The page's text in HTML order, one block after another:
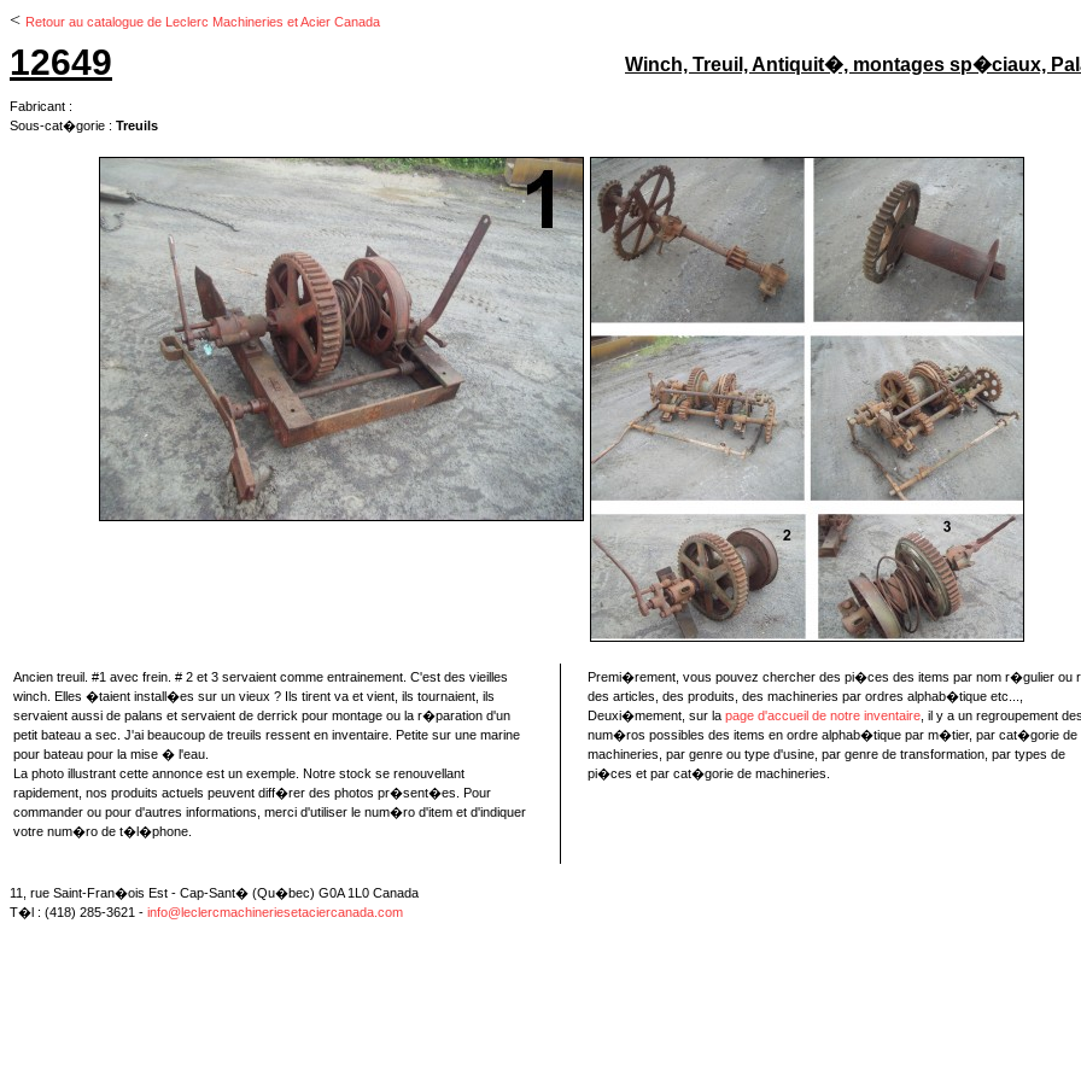
< Retour au catalogue de Leclerc Machineries et Acier Canada
12649
Fabricant :
Sous-cat�gorie : Treuils
Winch, Treuil, Antiquit�, montages sp�ciaux,
Ancien treuil. #1 avec frein. # 2 et 3 servaient comme entrainement. C'est des vieilles
winch. Elles �taient install�es sur un vieux ? Ils tirent va et vient, ils tournaient, ils
servaient aussi de palans et servaient de derrick pour montage ou la r�paration d'un
petit bateau a sec. J'ai beaucoup de treuils ressent en inventaire. Petite sur une marine
pour bateau pour la mise � l'eau.
La photo illustrant cette annonce est un exemple. Notre stock se renouvellant
rapidement, nos produits actuels peuvent diff�rer des photos pr�sent�es. Pour
commander ou pour d'autres informations, merci d'utiliser le num�ro d'item et d'indiquer
votre num�ro de t�l�phone.
Premi�rement, vous pouvez chercher des pi�ces des items par nom r�gulier ou
des articles, des produits, des machineries par ordres alphab�tique etc...,
Deuxi�mement, sur la page d'accueil de notre inventaire , il y a un regroupement
num�ros possibles des items en ordre alphab�tique par m�tier, par cat�gorie de
machineries, par genre ou type d'usine, par genre de transformation, par types de
pi�ces et par cat�gorie de machineries.
11, rue Saint-Fran�ois Est - Cap-Sant� (Qu�bec) G0A 1L0 Canada
T�l : (418) 285-3621 - info@leclercmachineriesetaciercanada.com